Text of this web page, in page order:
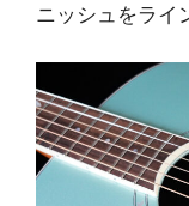
ニッシュをライ